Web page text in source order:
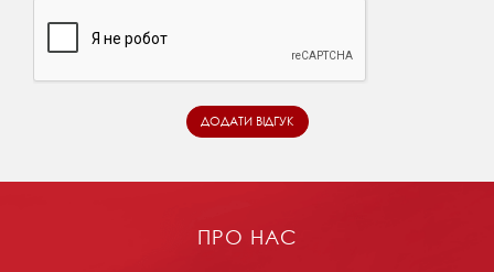
ПРО НАС